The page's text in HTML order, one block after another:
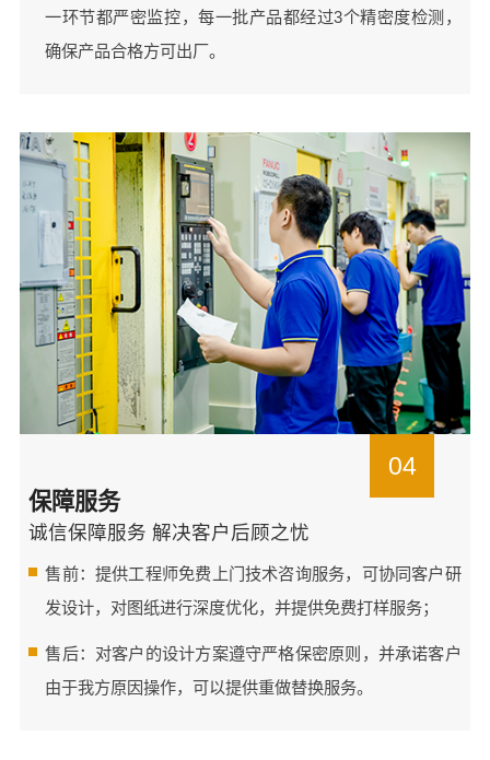
一环节都严密监控，每一批产品都经过3个精密度检测，
确保产品合格方可出厂。
04
保障服务
诚信保障服务 解决客户后顾之忧
售前：提供工程师免费上门技术咨询服务，可协同客户研
发设计，对图纸进行深度优化，并提供免费打样服务；
售后：对客户的设计方案遵守严格保密原则，并承诺客户
由于我方原因操作，可以提供重做替换服务。